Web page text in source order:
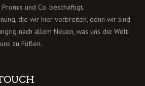
Promis und Co. beschäftigt.
die wir hier verbreiten, denn wir sind
nach allem Neuen, was uns die Welt
zu Füßen.